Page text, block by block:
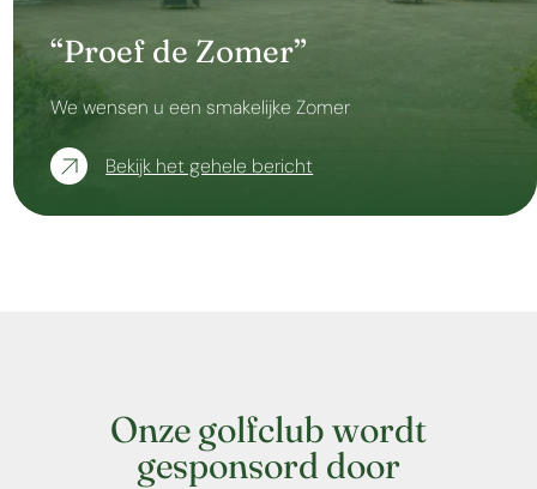
“Proef de Zomer”
We wensen u een smakelijke Zomer
Bekijk het gehele bericht
Onze golfclub wordt
gesponsord door